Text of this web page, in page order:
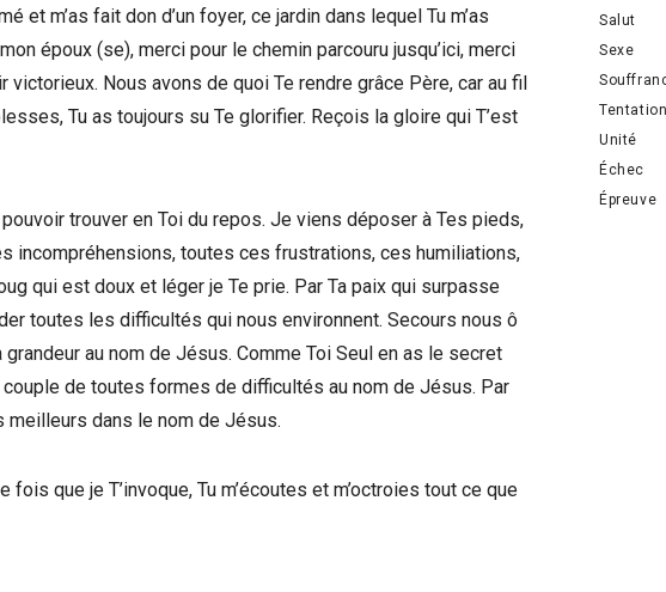
et m’as fait don d’un foyer, ce jardin dans lequel Tu m’as
époux (se), merci pour le chemin parcouru jusqu’ici, merci
Nous avons de quoi Te rendre grâce Père, car au fil
Tu as toujours su Te glorifier. Reçois la gloire qui T’est
trouver en Toi du repos. Je viens déposer à Tes pieds,
incompréhensions, toutes ces frustrations, ces humiliations,
qui est doux et léger je Te prie. Par Ta paix qui surpasse
toutes les difficultés qui nous environnent. Secours nous ô
au nom de Jésus. Comme Toi Seul en as le secret
de toutes formes de difficultés au nom de Jésus. Par
dans le nom de Jésus.
que je T’invoque, Tu m’écoutes et m’octroies tout ce que
Salut
Sexe
Tentation
Unité
Échec
Épreuve